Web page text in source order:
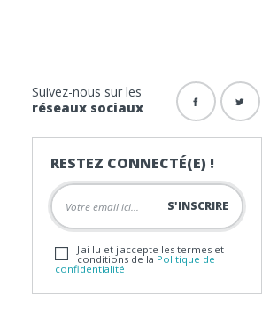
Suivez-nous sur les
réseaux sociaux
RESTEZ CONNECTÉ(E) !
J'ai lu et j'accepte les termes et
conditions de la Politique de
confidentialité